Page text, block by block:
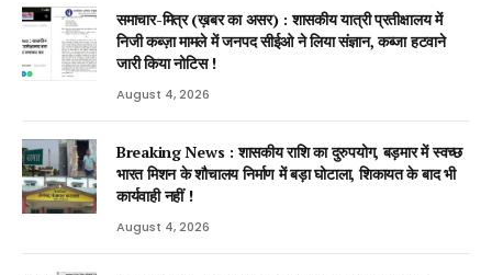
समाचार-मित्र (ख़बर का असर) : शासकीय यात्री प्रतीक्षालय में
निजी कब्ज़ा मामले में जनपद सीईओ ने लिया संज्ञान, कब्जा हटवाने
जारी किया नोटिस !
August 4, 2026
Breaking News : शासकीय राशि का दुरुपयोग, बड़मार में स्वच्छ
भारत मिशन के शौचालय निर्माण में बड़ा घोटाला, शिकायत के बाद भी
कार्यवाही नहीं !
August 4, 2026